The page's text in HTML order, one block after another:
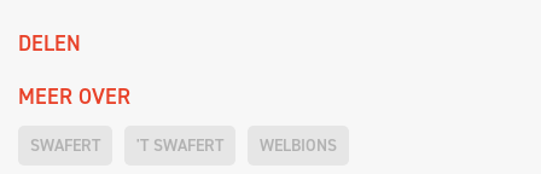
DELEN
MEER OVER
SWAFERT 'T SWAFERT WELBIONS